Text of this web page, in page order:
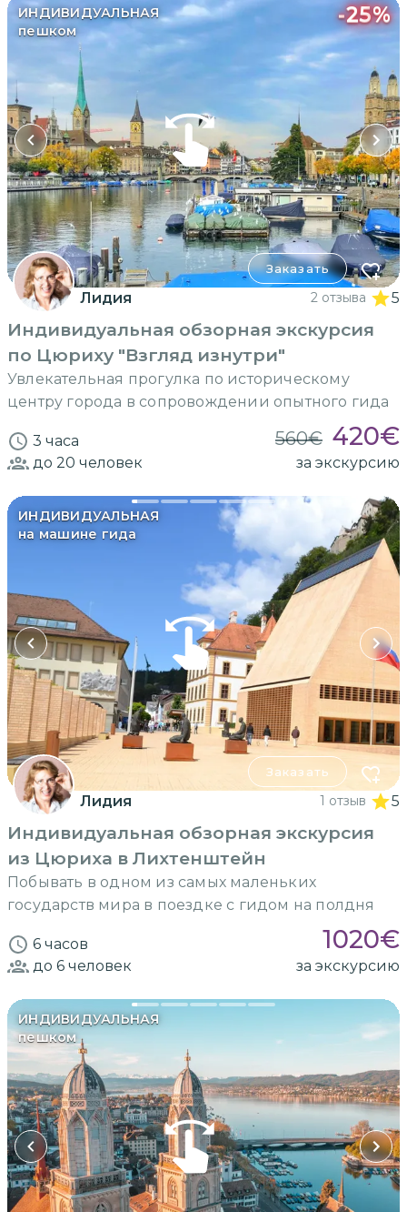
ИНДИВИДУАЛЬНАЯ
пешком
-25%
Заказать
Лидия 2 отзыва 5
Индивидуальная обзорная экскурсия
по Цюриху "Взгляд изнутри"
Увлекательная прогулка по историческому
центру города в сопровождении опытного гида
3 часа 560€ 420€
до 20 человек за экскурсию
ИНДИВИДУАЛЬНАЯ
на машине гида
Заказать
Лидия 1 отзыв 5
Индивидуальная обзорная экскурсия
из Цюриха в Лихтенштейн
Побывать в одном из самых маленьких
государств мира в поездке с гидом на полдня
6 часов 1020€
до 6 человек за экскурсию
ИНДИВИДУАЛЬНАЯ
пешком